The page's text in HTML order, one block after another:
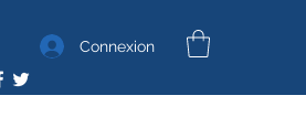
Connexion